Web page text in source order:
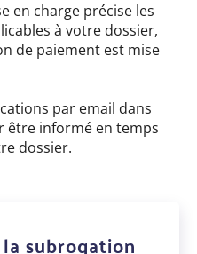
en charge précise les
à votre dossier,
de paiement est mise
par email dans
être informé en temps
dossier.
subrogation